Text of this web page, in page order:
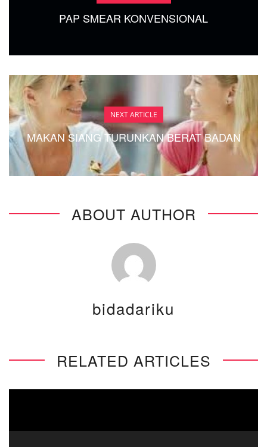
PAP SMEAR KONVENSIONAL
NEXT ARTICLE
MAKAN SIANG TURUNKAN BERAT BADAN
ABOUT AUTHOR
bidadariku
RELATED ARTICLES